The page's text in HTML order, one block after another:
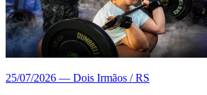
25/07/2026 — Dois Irmãos / RS